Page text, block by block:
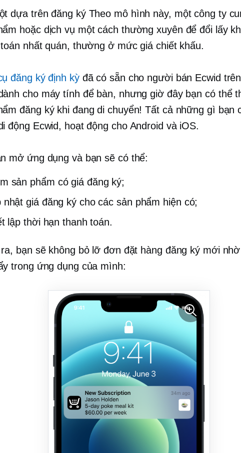
dựa trên đăng kýTheo mô hình này, một công ty
hoặc dịch vụ một cách thường xuyên để đổi lấy
nhất quán, thường ở mức giá chiết khấu.
đăng ký định kỳđã có sẵn cho người bán Ecwid
cho máy tính để bàn, nhưng giờ đây bạn có thể
đăng ký khi đang di chuyển! Tất cả những gì bạn
động Ecwid, hoạt động cho Android và iOS.
mở ứng dụng và bạn sẽ có thể:
sản phẩm có giá đăng ký;
nhật giá đăng ký cho các sản phẩm hiện có;
lập thời hạn thanh toán.
ra, bạn sẽ không bỏ lỡ đơn đặt hàng đăng ký mới
trong ứng dụng của mình: